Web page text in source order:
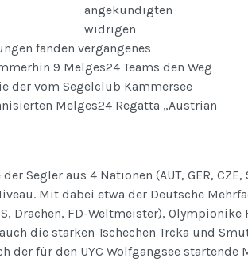
angekündigten
widrigen
fanden vergangenes
9 Melges24 Teams den Weg
der vom Segelclub Kammersee
Melges24 Regatta „Austrian
Segler aus 4 Nationen (AUT, GER, CZE,
Mit dabei etwa der Deutsche
Drachen, FD-Weltmeister), Olympionike
die starken Tschechen Trcka und
der für den UYC Wolfgangsee startende